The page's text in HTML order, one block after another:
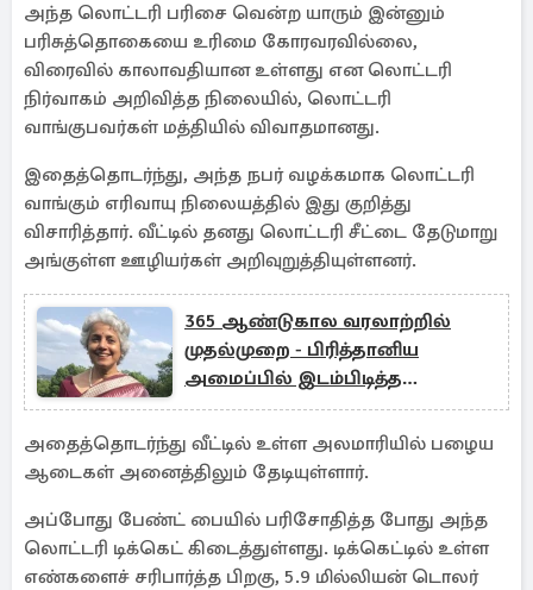
அந்த லொட்டரி பரிசை வென்ற யாரும் இன்னும்
பரிசுத்தொகையை உரிமை கோரவரவில்லை,
விரைவில் காலாவதியான உள்ளது என லொட்டரி
நிர்வாகம் அறிவித்த நிலையில், லொட்டரி
வாங்குபவர்கள் மத்தியில் விவாதமானது.
இதைத்தொடர்ந்து, அந்த நபர் வழக்கமாக லொட்டரி
வாங்கும் எரிவாயு நிலையத்தில் இது குறித்து
விசாரித்தார். வீட்டில் தனது லொட்டரி சீட்டை தேடுமாறு
அங்குள்ள ஊழியர்கள் அறிவுறுத்தியுள்ளனர்.
365 ஆண்டுகால வரலாற்றில்
முதல்முறை - பிரித்தானிய
அமைப்பில் இடம்பிடித்த
தமிழ்நாட்டு பெண்
அதைத்தொடர்ந்து வீட்டில் உள்ள அலமாரியில் பழைய
ஆடைகள் அனைத்திலும் தேடியுள்ளார்.
அப்போது பேண்ட் பையில் பரிசோதித்த போது அந்த
லொட்டரி டிக்கெட் கிடைத்துள்ளது. டிக்கெட்டில் உள்ள
எண்களைச் சரிபார்த்த பிறகு, 5.9 மில்லியன் டொலர்